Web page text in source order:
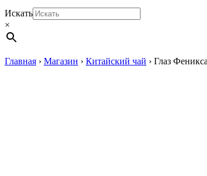
Искать
×
Главная › Магазин › Китайский чай › Глаз